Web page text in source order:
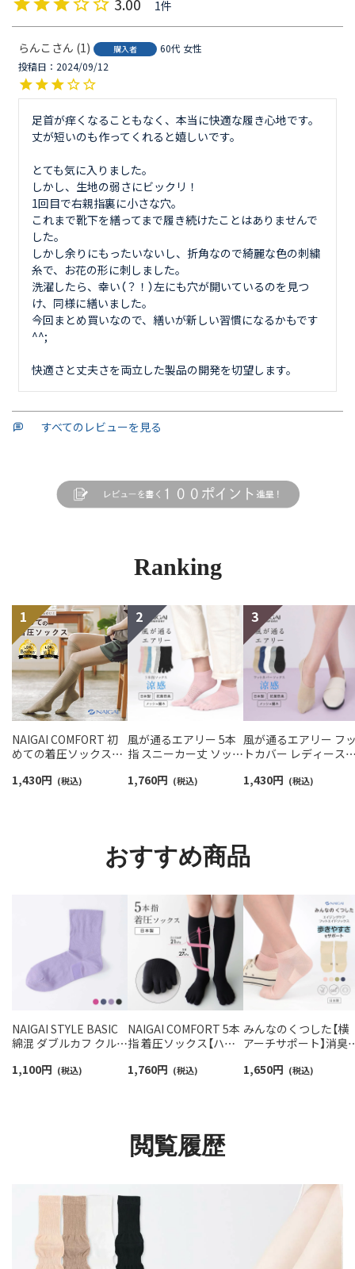
1
らんこ 1 購入者 60代 女性
投稿日
2024/09/12
足首が痒くなることもなく、本当に快適な履き心地です。
丈が短いのも作ってくれると嬉しいです。
とても気に入りました。
しかし、生地の弱さにビックリ！
1回目で右親指裏に小さな穴。
これまで靴下を繕ってまで履き続けたことはありませんで
した。
しかし余りにもったいないし、折角なので綺麗な色の刺繍
糸で、お花の形に刺しました。
洗濯したら、幸い（？！）左にも穴が開いているのを見つ
け、同様に繕いました。
今回まとめ買いなので、繕いが新しい習慣になるかもです
^^;
快適さと丈夫さを両立した製品の開発を切望します。
すべてのレビューを見る
Ranking
NAIGAI COMFORT 初
めての着圧ソックスハ
【365日最短翌日発送】
1,430円 (税込)
風が通るエアリー 5本
指 スニーカー丈 ソック
抗菌防臭 NAIGAI
1,760円 (税込)
風が通るエアリー フ
トカバー レディース
03022420
1,430円 (税込)
おすすめ商品
NAIGAI STYLE BASIC
綿混 ダブルカフ クルー
日本製 03097501
1,100円 (税込)
NAIGAI COMFORT 5本
指 着圧ソックス【ハイ
日本製 【365日最短翌日
1,760円 (税込)
みんなのくつした【横
アーチサポート】消臭
ト丈 エイジングケア
1,650円 (税込)
閲覧履歴